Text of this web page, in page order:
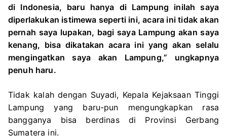
di Indonesia, baru hanya di Lampung inilah saya
diperlakukan istimewa seperti ini, acara ini tidak akan
pernah saya lupakan, bagi saya Lampung akan saya
kenang, bisa dikatakan acara ini yang akan selalu
mengingatkan saya akan Lampung,” ungkapnya
penuh haru.
Tidak kalah dengan Suyadi, Kepala Kejaksaan Tinggi
Lampung yang baru-pun mengungkapkan rasa
bangganya bisa berdinas di Provinsi Gerbang
Sumatera ini.